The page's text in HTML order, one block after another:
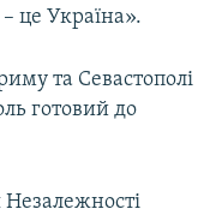
це Україна».
та Севастополі
готовий до
Незалежності